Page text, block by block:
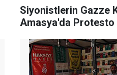
Siyonistlerin Gazze
Amasya'da Protesto